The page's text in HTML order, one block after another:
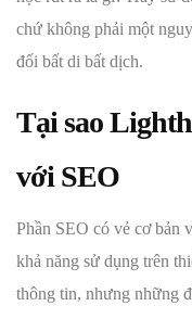
chứ không phải một
đối bất di bất dịch.
Tại sao
với SEO
Phần SEO có vẻ cơ bản
khả năng sử dụng trên
thông tin, nhưng những